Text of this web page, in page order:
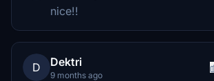
nice!!
D Dektri
9 months ago